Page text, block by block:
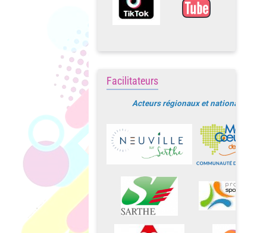
Facilitateurs
Acteurs régionaux et nationaux